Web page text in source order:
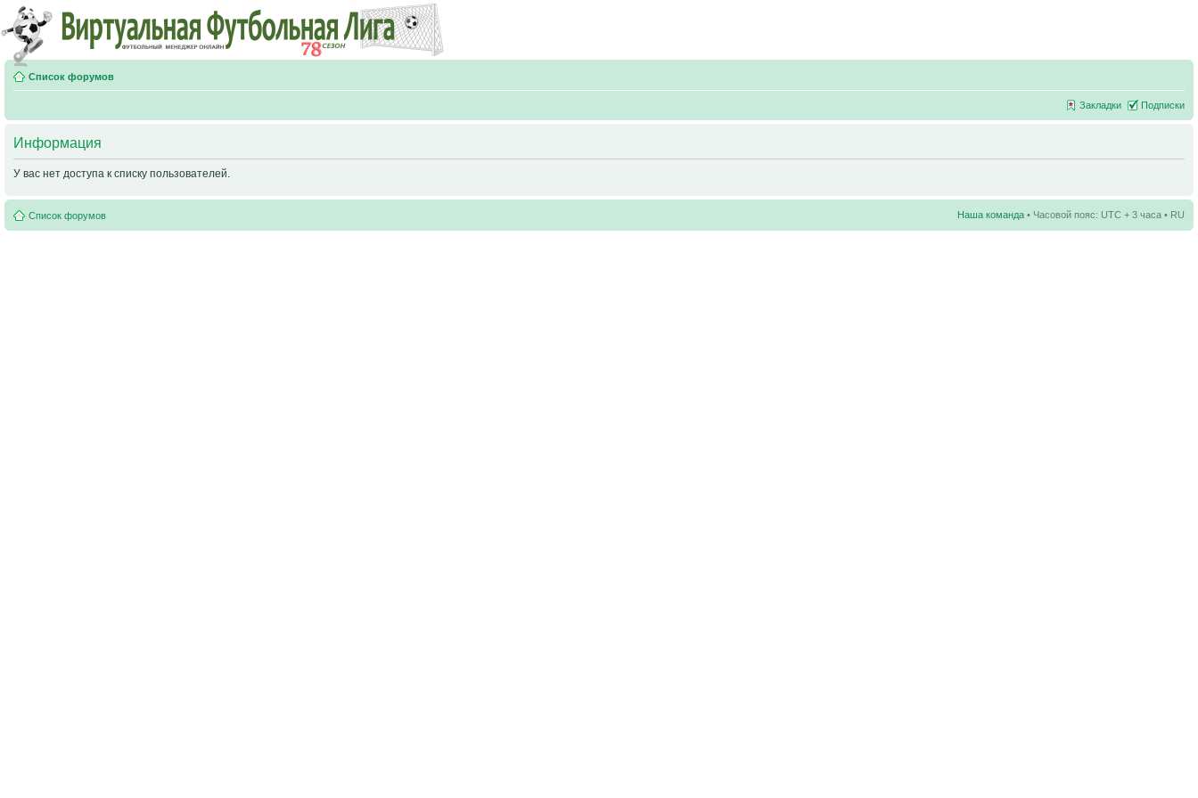
Список форумов
Закладки Подписки
Информация
У вас нет доступа к списку пользователей.
Список форумов Наша команда • Часовой пояс: UTC + 3 часа • RU